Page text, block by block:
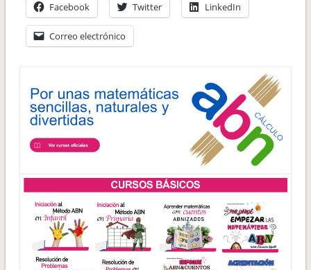
Facebook Twitter LinkedIn
Correo electrónico